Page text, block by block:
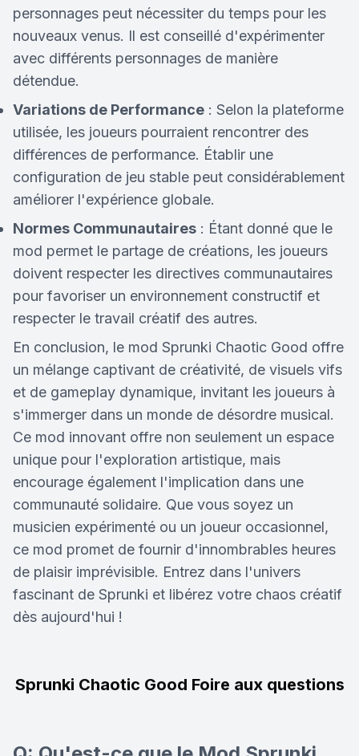
personnages peut nécessiter du temps pour les
nouveaux venus. Il est conseillé d'expérimenter
avec différents personnages de manière
détendue.
Variations de Performance : Selon la plateforme
utilisée, les joueurs pourraient rencontrer des
différences de performance. Établir une
configuration de jeu stable peut considérablement
améliorer l'expérience globale.
Normes Communautaires : Étant donné que le
mod permet le partage de créations, les joueurs
doivent respecter les directives communautaires
pour favoriser un environnement constructif et
respecter le travail créatif des autres.
En conclusion, le mod Sprunki Chaotic Good offre
un mélange captivant de créativité, de visuels vifs
et de gameplay dynamique, invitant les joueurs à
s'immerger dans un monde de désordre musical.
Ce mod innovant offre non seulement un espace
unique pour l'exploration artistique, mais
encourage également l'implication dans une
communauté solidaire. Que vous soyez un
musicien expérimenté ou un joueur occasionnel,
ce mod promet de fournir d'innombrables heures
de plaisir imprévisible. Entrez dans l'univers
fascinant de Sprunki et libérez votre chaos créatif
dès aujourd'hui !
Sprunki Chaotic Good Foire aux questions